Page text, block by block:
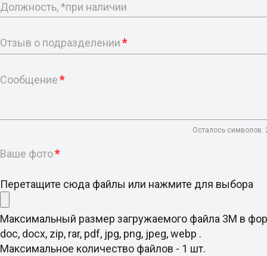
Должность, *при наличии
Отзыв о подразделении*
Сообщение*
Осталось символов:
Ваше фото*
Перетащите сюда файлы или нажмите для выбора
Максимальный размер загружаемого файла 3M в
doc, docx, zip, rar, pdf, jpg, png, jpeg, webp .
Максимальное количество файлов - 1 шт.